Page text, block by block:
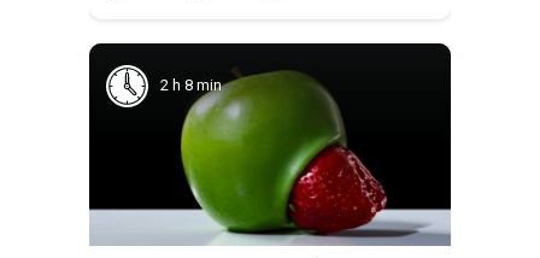
2 h 8 min